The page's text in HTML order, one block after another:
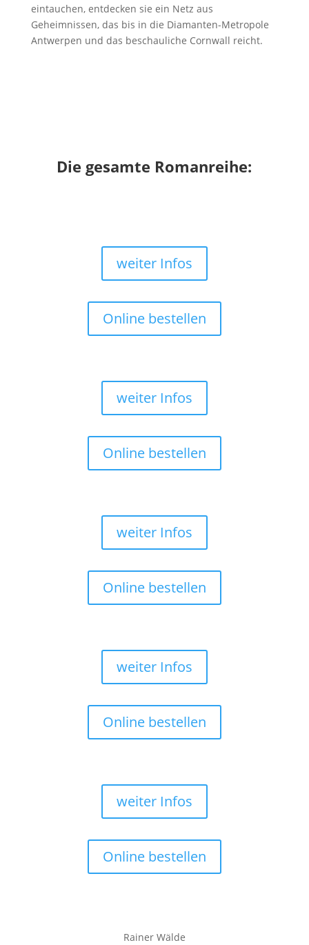
eintauchen, entdecken sie ein Netz aus
Geheimnissen, das bis in die Diamanten-Metropole
Antwerpen und das beschauliche Cornwall reicht.
Die gesamte Romanreihe:
weiter Infos
Online bestellen
weiter Infos
Online bestellen
weiter Infos
Online bestellen
weiter Infos
Online bestellen
weiter Infos
Online bestellen
Rainer Wälde